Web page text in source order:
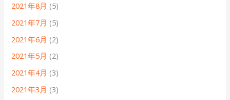
2021年8月 (5)
2021年7月 (5)
2021年6月 (2)
2021年5月 (2)
2021年4月 (3)
2021年3月 (3)